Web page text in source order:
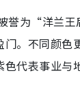
誉为“洋兰
。不同颜色
代表事业与